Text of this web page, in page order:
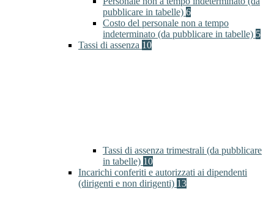
pubblicare in tabelle) 6
Costo del personale non a tempo
indeterminato (da pubblicare in tabelle) 5
Tassi di assenza 10
Tassi di assenza trimestrali (da pubblicare
in tabelle) 10
Incarichi conferiti e autorizzati ai dipendenti
(dirigenti e non dirigenti) 13